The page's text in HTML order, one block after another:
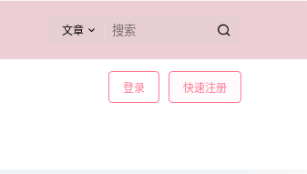
文章
登录 快速注册